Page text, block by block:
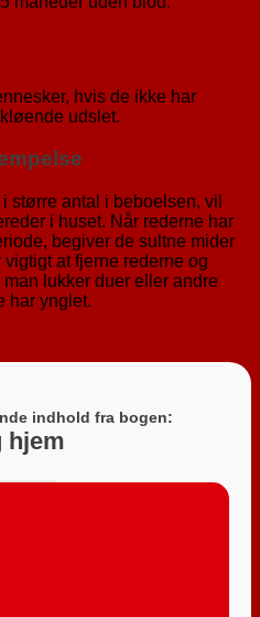
hvis de ikke har
udslet.
større antal i beboelsen, vil
i huset. Når rederne har
begiver de sultne mider
at fjerne rederne og
lukker duer eller andre
har ynglet.
indhold fra bogen:
hjem